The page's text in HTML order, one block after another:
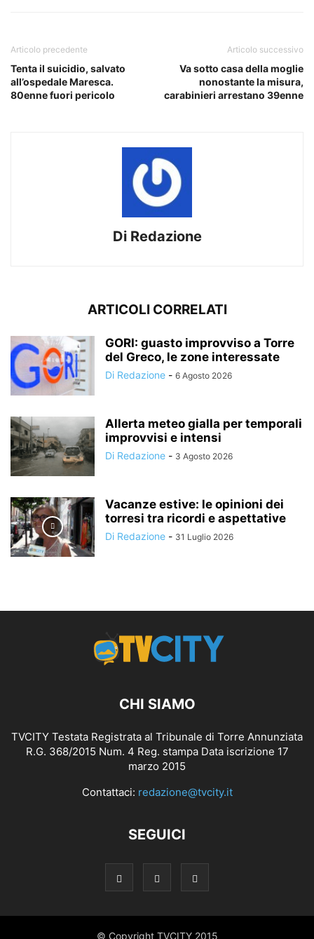
Articolo precedente
Tenta il suicidio, salvato
all’ospedale Maresca.
80enne fuori pericolo
Articolo successivo
Va sotto casa della moglie
nonostante la misura,
carabinieri arrestano 39enne
Di Redazione
ARTICOLI CORRELATI
GORI: guasto improvviso a Torre
del Greco, le zone interessate
Di Redazione - 6 Agosto 2026
Allerta meteo gialla per temporali
improvvisi e intensi
Di Redazione - 3 Agosto 2026
Vacanze estive: le opinioni dei
torresi tra ricordi e aspettative
Di Redazione - 31 Luglio 2026
CHI SIAMO
TVCITY Testata Registrata al Tribunale di Torre Annunziata
R.G. 368/2015 Num. 4 Reg. stampa Data iscrizione 17
marzo 2015
Contattaci: redazione@tvcity.it
SEGUICI
© Copyright TVCITY 2015